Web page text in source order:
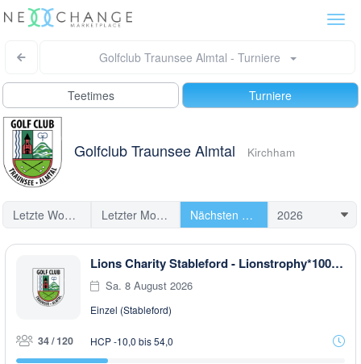
Golfclub Traunsee Almtal - Turniere
Teetimes Turniere
Golfclub Traunsee Almtal Kirchham
Letzte Woche Letzter Monat Nächsten Turniere
Lions Charity Stableford - Lionstrophy*100 by HARRYSON Businesswear
Sa. 8 August 2026
Einzel (Stableford)
34 / 120 HCP -10,0 bis 54,0